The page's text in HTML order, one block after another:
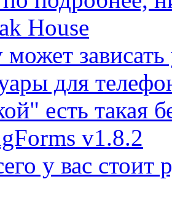
House
зависать
для
есть такая
v1.8.2
у вас стоит